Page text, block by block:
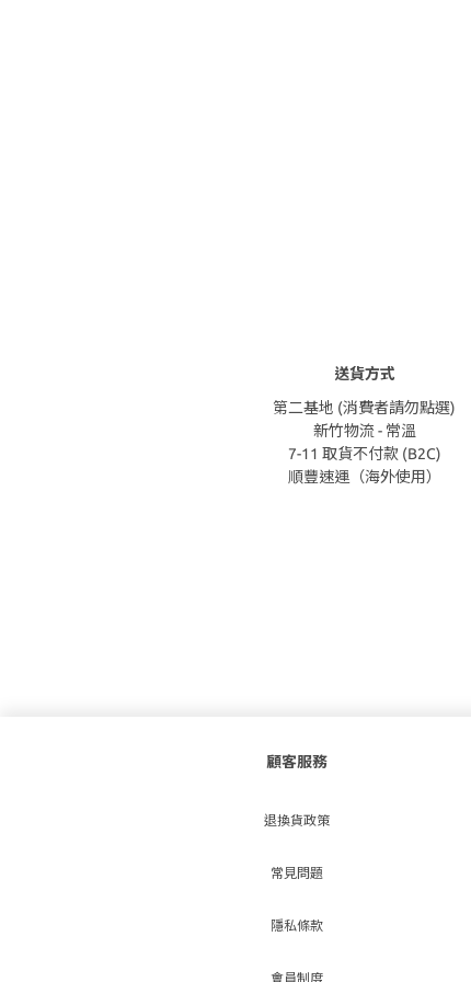
送貨方式
第二基地 (消費者請勿點選)
新竹物流 - 常溫
7-11 取貨不付款 (B2C)
順豐速運（海外使用）
顧客服務
退換貨政策
常見問題
隱私條款
會員制度